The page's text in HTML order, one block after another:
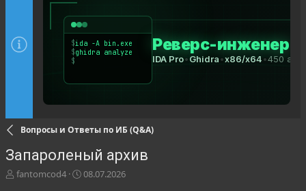
Вопросы и Ответы по ИБ (Q&A)
Запароленый архив
А
fantomcod4
Д
08.07.2026